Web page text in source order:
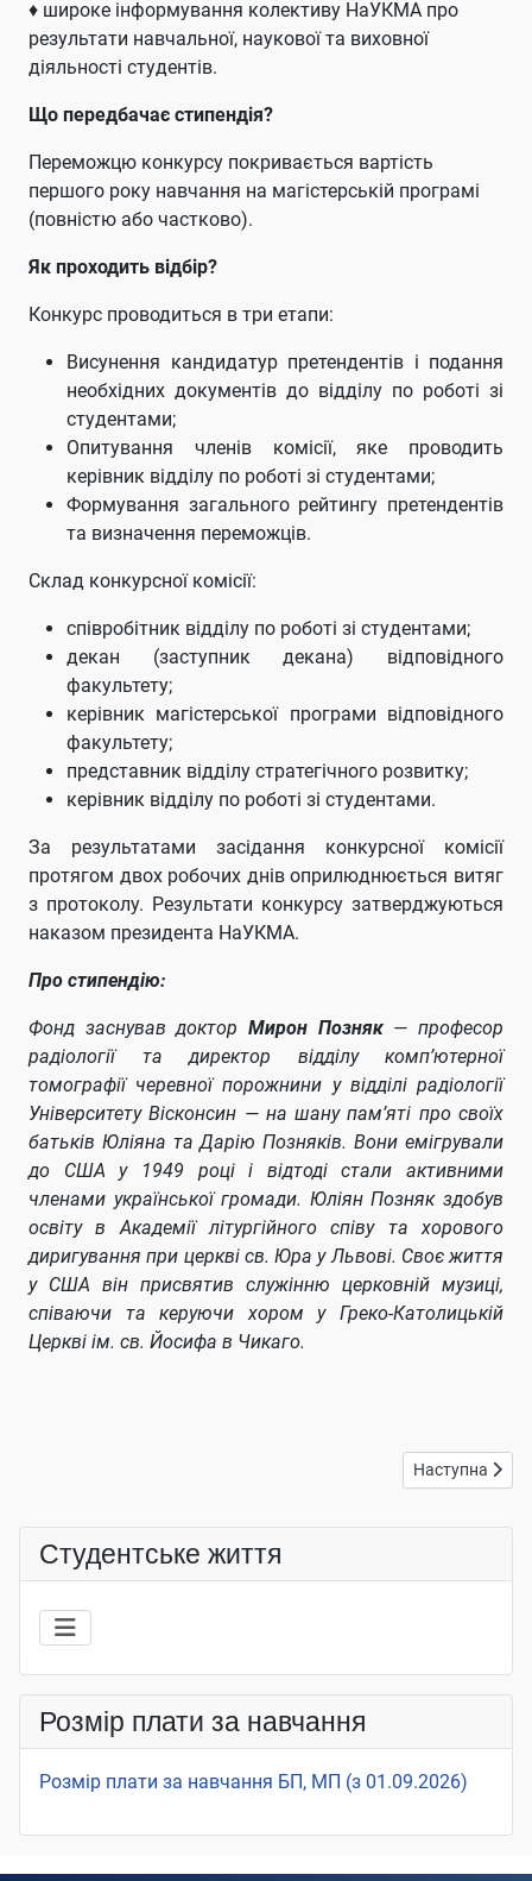
♦ широке інформування колективу НаУКМА про
результати навчальної, наукової та виховної
діяльності студентів.
Що передбачає стипендія?
Переможцю конкурсу покривається вартість
першого року навчання на магістерській програмі
(повністю або частково).
Як проходить відбір?
Конкурс проводиться в три етапи:
Висунення кандидатур претендентів і подання
необхідних документів до відділу по роботі зі
студентами;
Опитування членів комісії, яке проводить
керівник відділу по роботі зі студентами;
Формування загального рейтингу претендентів
та визначення переможців.
Склад конкурсної комісії:
співробітник відділу по роботі зі студентами;
декан (заступник декана) відповідного
факультету;
керівник магістерської програми відповідного
факультету;
представник відділу стратегічного розвитку;
керівник відділу по роботі зі студентами.
За результатами засідання конкурсної комісії
протягом двох робочих днів оприлюднюється витяг
з протоколу. Результати конкурсу затверджуються
наказом президента НаУКМА.
Про стипендію:
Фонд заснував доктор Мирон Позняк— професор
радіології та директор відділу комп’ютерної
томографії черевної порожнини у відділі радіології
Університету Вісконсин — на шану пам’яті про своїх
батьків Юліяна та Дарію Позняків. Вони емігрували
до США у 1949 році і відтоді стали активними
членами української громади. Юліян Позняк здобув
освіту в Академії літургійного співу та хорового
диригування при церкві св. Юра у Львові. Своє життя
у США він присвятив служінню церковній музиці,
співаючи та керуючи хором у Греко-Католицькій
Церкві ім. св. Йосифа в Чикаго.
Наступна
Наступна
Студентське життя
Розмір плати за навчання
Розмір плати за навчання БП, МП (з 01.09.2026)